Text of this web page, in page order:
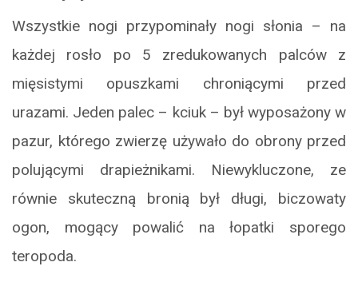
Wszystkie nogi przypominały nogi słonia – na
każdej rosło po 5 zredukowanych palców z
mięsistymi opuszkami chroniącymi przed
urazami. Jeden palec – kciuk – był wyposażony w
pazur, którego zwierzę używało do obrony przed
polującymi drapieżnikami. Niewykluczone, ze
równie skuteczną bronią był długi, biczowaty
ogon, mogący powalić na łopatki sporego
teropoda.